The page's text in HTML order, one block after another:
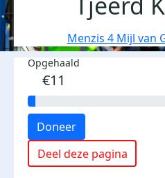
Menzis 4 Mijl van
Opgehaald
€11
Doneer
Deel deze pagina